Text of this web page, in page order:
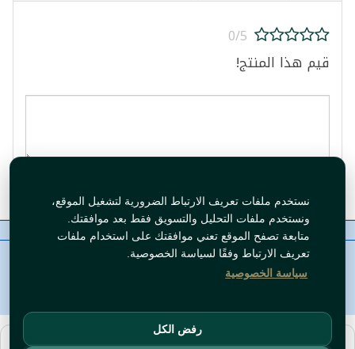
نستخدم ملفات تعريف الارتباط الضرورية لتشغيل الموقع،
ونستخدم ملفات التحليل والتسويق فقط بعد موافقتك.
متابعة تصفح الموقع تعني موافقتك على استخدام ملفات
تعريف الارتباط وفقًا لسياسة الخصوصية.
سياسة الخصوصية
رفض الكل
0/5
قيم هذا المنتج!
معلومات عنا رقم الاتصال سياسات
ال WhatsApp
حقوق النشر©Tawfeer 2018-2026
هذا متجر جملة. الأسعار وميزات الشراء متاحة فقط للحساباتالمسجّلة